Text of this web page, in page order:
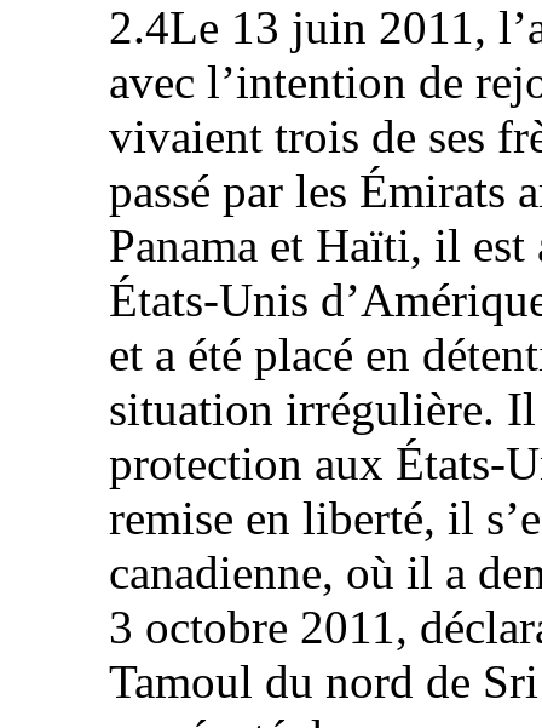
2.4Le 13 juin 2011,
avec l’intention de
vivaient trois de ses
passé par les Émirats
Panama et Haïti, il
États-Unis
et a été placé en
situation irrégulière. Il
protection aux États-
remise en liberté, il
canadienne, où il a
3 octobre 2011,
Tamoul du nord de